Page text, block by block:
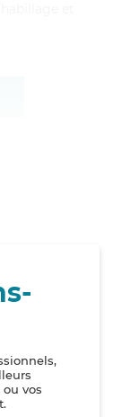
et
vos